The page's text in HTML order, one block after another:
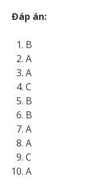
Đáp án:
B
A
A
C
B
B
A
A
C
A